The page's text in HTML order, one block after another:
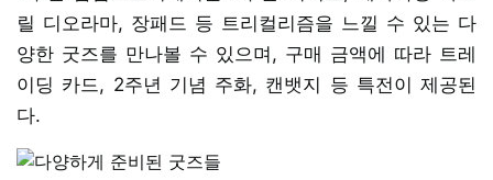
릴 디오라마, 장패드 등 트리컬리즘을 느낄 수 있는 다
양한 굿즈를 만나볼 수 있으며, 구매 금액에 따라 트레
이딩 카드, 2주년 기념 주화, 캔뱃지 등 특전이 제공된
다.